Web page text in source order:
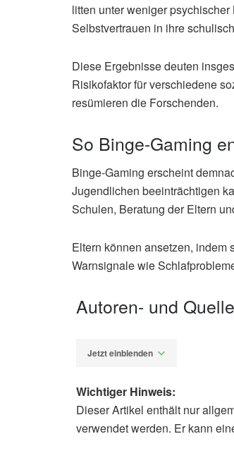
litten unter weniger
Selbstvertrauen in ihre
Diese Ergebnisse deuten
Risikofaktor für verschiedene
resümieren die Forschenden.
So Binge-Gaming
Binge-Gaming erscheint
Jugendlichen beeinträchtigen
Schulen, Beratung der Eltern
Eltern können ansetzen, indem
Warnsignale wie
Autoren- und
Jetzt einblenden
Alexander Stindt
Wichtiger Hinweis:
Dieser Artikel enthält nur
verwendet werden. Er kann